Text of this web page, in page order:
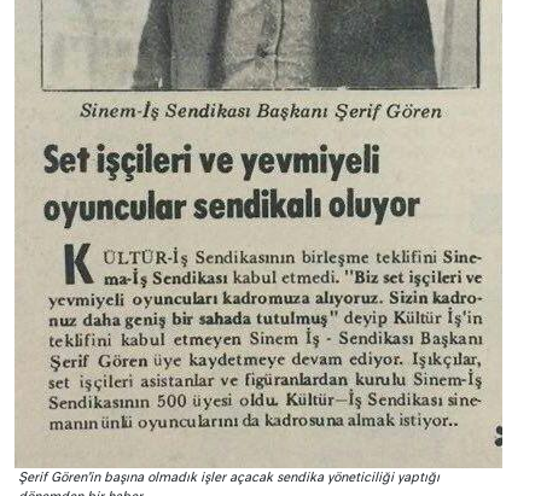
Şerif Gören’in başına olmadık işler açacak sendika yöneticiliği yaptığı